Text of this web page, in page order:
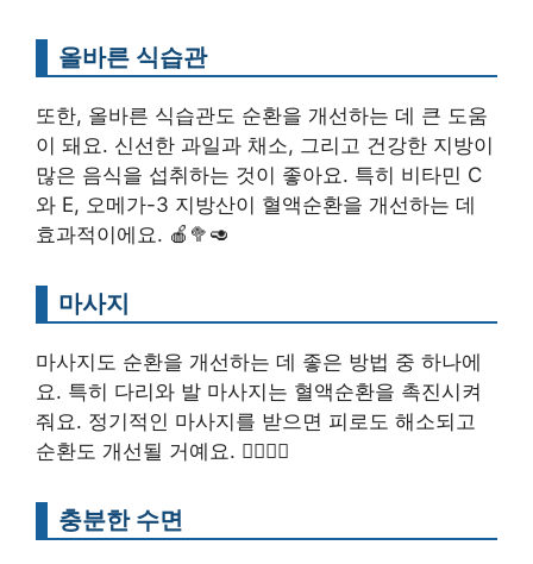
올바른 식습관
또한, 올바른 식습관도 순환을 개선하는 데 큰 도움
이 돼요. 신선한 과일과 채소, 그리고 건강한 지방이
많은 음식을 섭취하는 것이 좋아요. 특히 비타민 C
와 E, 오메가-3 지방산이 혈액순환을 개선하는 데
효과적이에요. 🍎🥦🥑
마사지
마사지도 순환을 개선하는 데 좋은 방법 중 하나에
요. 특히 다리와 발 마사지는 혈액순환을 촉진시켜
줘요. 정기적인 마사지를 받으면 피로도 해소되고
순환도 개선될 거예요. 💆‍♂️💆‍♀️
충분한 수면